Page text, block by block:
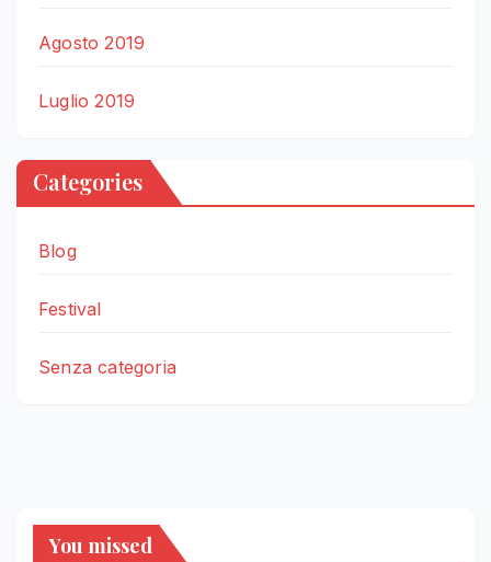
Agosto 2019
Luglio 2019
Categories
Blog
Festival
Senza categoria
You missed